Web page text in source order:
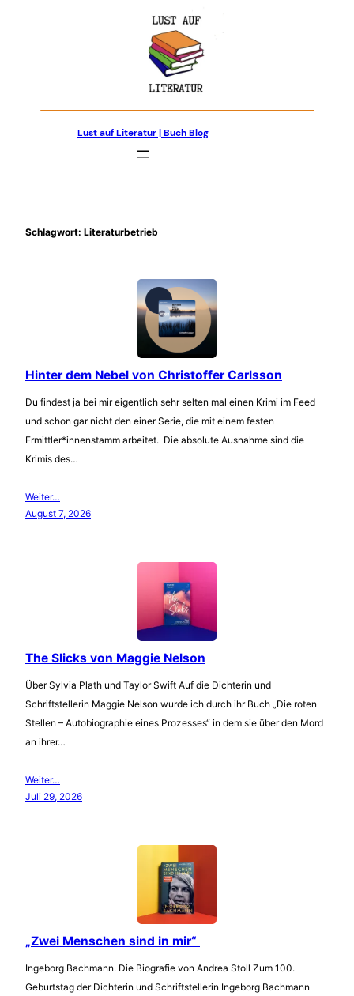
Lust auf Literatur | Buch Blog
Schlagwort: Literaturbetrieb
Hinter dem Nebel von Christoffer Carlsson
Du findest ja bei mir eigentlich sehr selten mal einen Krimi im Feed
und schon gar nicht den einer Serie, die mit einem festen
Ermittler*innenstamm arbeitet. Die absolute Ausnahme sind die
Krimis des…
Weiter…
August 7, 2026
The Slicks von Maggie Nelson
Über Sylvia Plath und Taylor Swift Auf die Dichterin und
Schriftstellerin Maggie Nelson wurde ich durch ihr Buch „Die roten
Stellen – Autobiographie eines Prozesses“ in dem sie über den Mord
an ihrer…
Weiter…
Juli 29, 2026
„Zwei Menschen sind in mir“
Ingeborg Bachmann. Die Biografie von Andrea Stoll Zum 100.
Geburtstag der Dichterin und Schriftstellerin Ingeborg Bachmann